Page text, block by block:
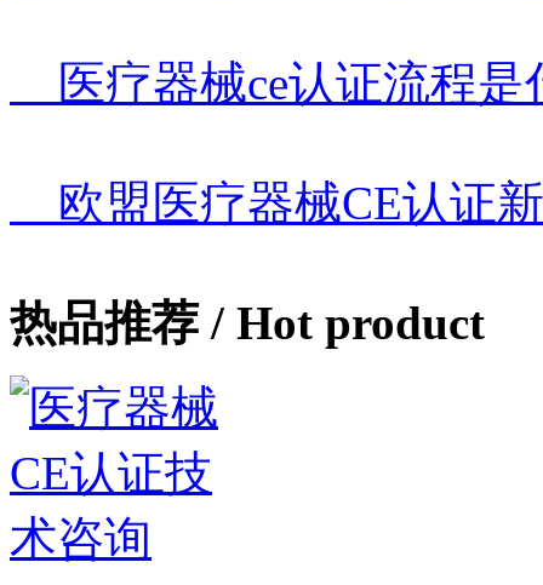
医疗器械ce认证流程是
欧盟医疗器械CE认证
热品推荐 / Hot product